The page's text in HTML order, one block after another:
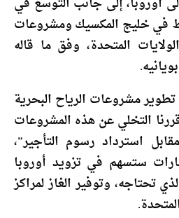
في خليج المكسيك ومشروعات
المتحدة، وفق ما قاله
تطوير مشروعات الرياح البحرية
التخلي عن هذه المشروعات
استرداد رسوم التأجير”،
ستسهم في تزويد أوروبا
تحتاجه، وتوفير الغاز لمراكز